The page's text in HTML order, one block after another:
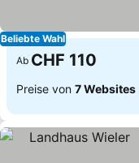
Beliebte Wahl
Ab CHF 110
Preise von 7 Websites